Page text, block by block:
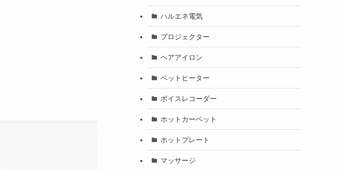
ハルエネ電気
プロジェクター
ヘアアイロン
ペットヒーター
ボイスレコーダー
ホットカーペット
ホットプレート
マッサージ